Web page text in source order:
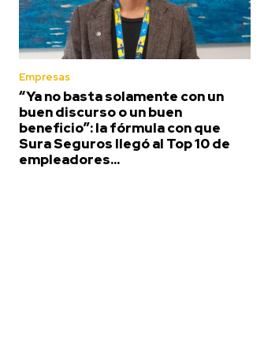
Empresas
“Ya no basta solamente con un
buen discurso o un buen
beneficio”: la fórmula con que
Sura Seguros llegó al Top 10 de
empleadores...